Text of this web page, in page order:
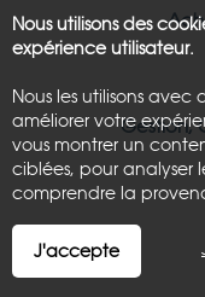
Gestion,
Nous utilisons des
expérience utilisateur.
Nous les utilisons
améliorer votre
vous montrer un
ciblées, pour analyser
comprendre la
J'accepte